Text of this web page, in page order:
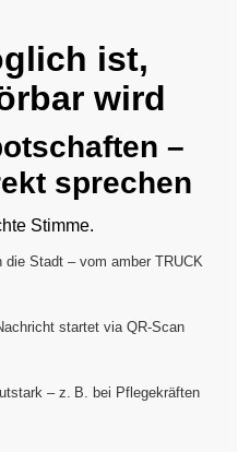
ist,
wird
–
sprechen
Stimme.
Stadt – vom amber TRUCK
startet via QR-Scan
– z. B. bei Pflegekräften